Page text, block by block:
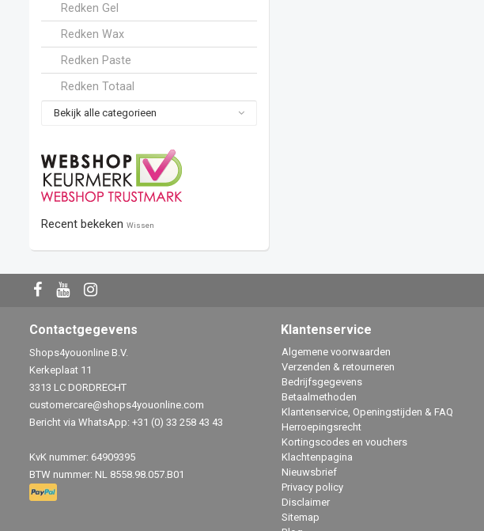
Redken Gel
Redken Wax
Redken Paste
Redken Totaal
Bekijk alle categorieen
Recent bekeken Wissen
Contactgegevens
Shops4youonline B.V.
Kerkeplaat 11
3313 LC DORDRECHT
customercare@shops4youonline.com
Bericht via WhatsApp: +31 (0) 33 258 43 43
KvK nummer: 64909395
BTW nummer: NL 8558.98.057.B01
Klantenservice
Algemene voorwaarden
Verzenden & retourneren
Bedrijfsgegevens
Betaalmethoden
Klantenservice, Openingstijden & FAQ
Herroepingsrecht
Kortingscodes en vouchers
Klachtenpagina
Nieuwsbrief
Privacy policy
Disclaimer
Sitemap